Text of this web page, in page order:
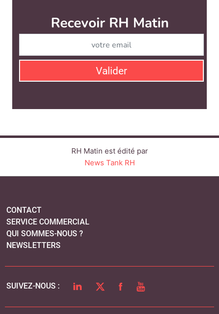
Recevoir RH Matin
Valider
RH Matin est édité par
News Tank RH
CONTACT
SERVICE COMMERCIAL
QUI SOMMES-NOUS ?
NEWSLETTERS
SUIVEZ-NOUS : LINKEDINTWITTERFACEBOOK
YOUTUBE